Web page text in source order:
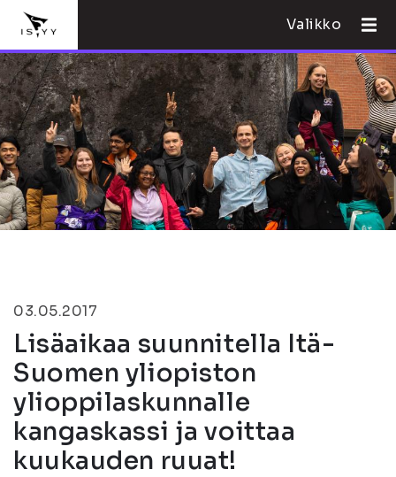
Valikko
03.05.2017
Lisäaikaa suunnitella Itä-
Suomen yliopiston
ylioppilaskunnalle
kangaskassi ja voittaa
kuukauden ruuat!